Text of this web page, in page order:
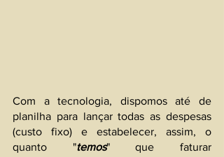
Com a tecnologia, dispomos até de
planilha para lançar todas as despesas
(custo fixo) e estabelecer, assim, o
quanto "temos" que faturar